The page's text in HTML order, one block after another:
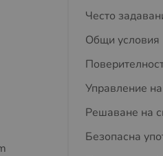
Често
Общи условия
Управление
Решаване на
Безопасна